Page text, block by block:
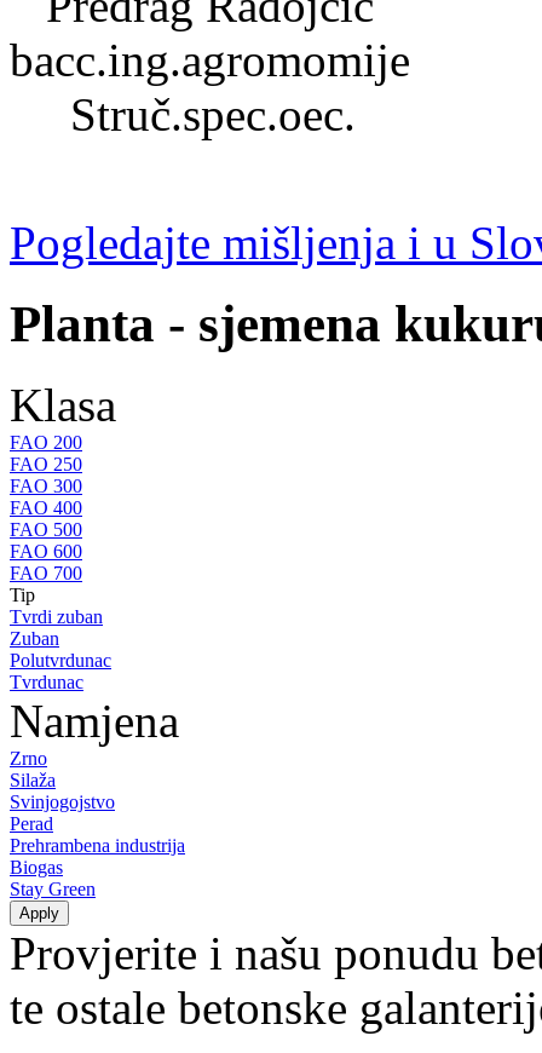
bacc.ing.agromomije
Struč.spec.oec.
Pogledajte mišljenja i u
Planta - sjemena
Klasa
FAO 200
FAO 250
FAO 300
FAO 400
FAO 500
FAO 600
FAO 700
Tip
Tvrdi zuban
Zuban
Polutvrdunac
Tvrdunac
Namjena
Zrno
Silaža
Svinjogojstvo
Perad
Prehrambena industrija
Biogas
Stay Green
Provjerite i našu ponudu
te ostale betonske